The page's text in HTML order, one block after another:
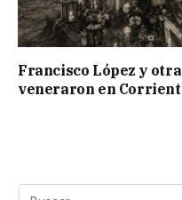
Francisco López y
veneraron en